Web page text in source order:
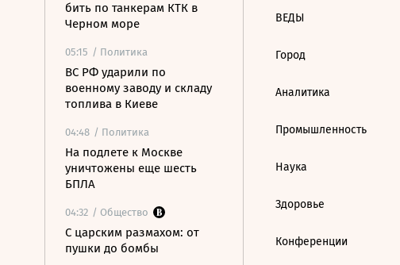
бить по танкерам КТК в
Черном море
05:15 / Политика
ВС РФ ударили по
военному заводу и складу
топлива в Киеве
04:48 / Политика
На подлете к Москве
уничтожены еще шесть
БПЛА
04:32 / Общество
С царским размахом: от
пушки до бомбы
ВЕДЫ
Город
Аналитика
Промышленность
Наука
Здоровье
Конференции